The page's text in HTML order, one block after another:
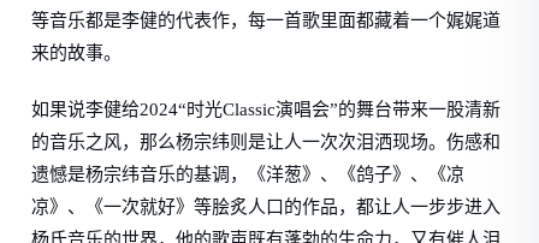
等音乐都是李健的代表作，每一首歌里面都藏着一个娓娓道
来的故事。
如果说李健给2024“时光Classic演唱会”的舞台带来一股清新
的音乐之风，那么杨宗纬则是让人一次次泪洒现场。伤感和
遗憾是杨宗纬音乐的基调，《洋葱》、《鸽子》、《凉
凉》、《一次就好》等脍炙人口的作品，都让人一步步进入